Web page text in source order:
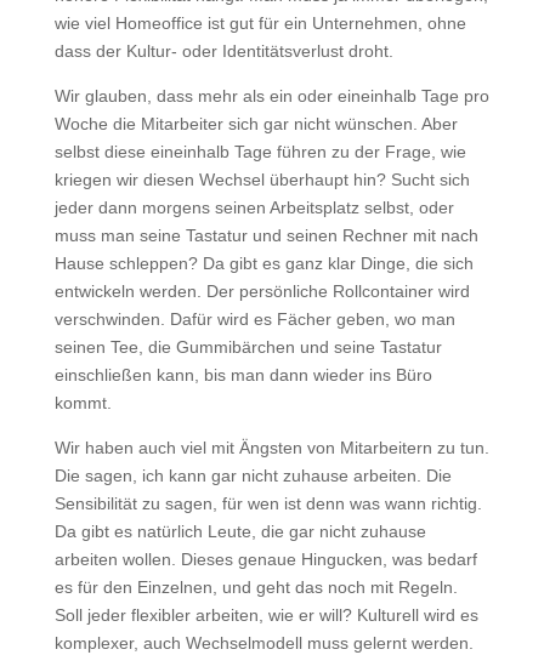
wie viel Homeoffice ist gut für ein Unternehmen, ohne
dass der Kultur- oder Identitätsverlust droht.
Wir glauben, dass mehr als ein oder eineinhalb Tage pro
Woche die Mitarbeiter sich gar nicht wünschen. Aber
selbst diese eineinhalb Tage führen zu der Frage, wie
kriegen wir diesen Wechsel überhaupt hin? Sucht sich
jeder dann morgens seinen Arbeitsplatz selbst, oder
muss man seine Tastatur und seinen Rechner mit nach
Hause schleppen? Da gibt es ganz klar Dinge, die sich
entwickeln werden. Der persönliche Rollcontainer wird
verschwinden. Dafür wird es Fächer geben, wo man
seinen Tee, die Gummibärchen und seine Tastatur
einschließen kann, bis man dann wieder ins Büro
kommt.
Wir haben auch viel mit Ängsten von Mitarbeitern zu tun.
Die sagen, ich kann gar nicht zuhause arbeiten. Die
Sensibilität zu sagen, für wen ist denn was wann richtig.
Da gibt es natürlich Leute, die gar nicht zuhause
arbeiten wollen. Dieses genaue Hingucken, was bedarf
es für den Einzelnen, und geht das noch mit Regeln.
Soll jeder flexibler arbeiten, wie er will? Kulturell wird es
komplexer, auch Wechselmodell muss gelernt werden.